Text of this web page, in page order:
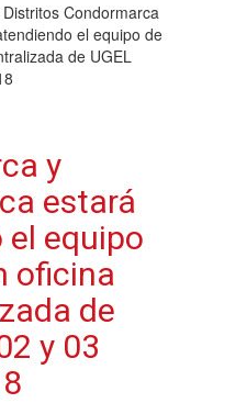
Distritos Condormarca
el equipo de
de UGEL
y
estará
equipo
oficina
de
y 03